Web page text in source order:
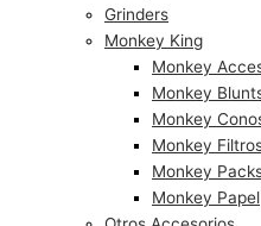
Grinders
Monkey King
Monkey
Monkey
Monkey
Monkey
Monkey
Monkey Papel